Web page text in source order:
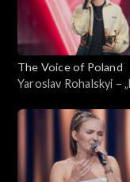
The Voice of Poland
Yaroslav Rohalskyi –
Przesłuchania w
października 2024